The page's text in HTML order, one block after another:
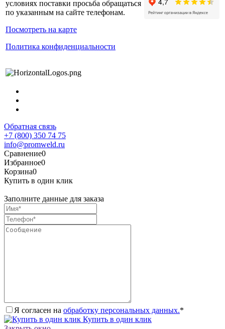
условиях поставки просьба обращаться
по указанным на сайте телефонам.
Посмотреть на карте
Политика конфиденциальности
Обратная связь
+7 (800) 350 74 75
info@promweld.ru
Сравнение0
Избранное0
Корзина0
Купить в один клик
Заполните данные для заказа
Я согласен на обработку персональных данных.*
Купить в один клик